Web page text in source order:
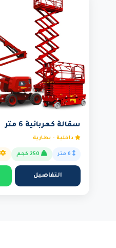
سقالة كهربائية 6 متر
داخلية - بطارية
التفاصيل